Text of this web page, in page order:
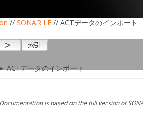
// SONAR LE // ACTデータのインポート
ACTデータのインポート
Documentation is based on the full version of